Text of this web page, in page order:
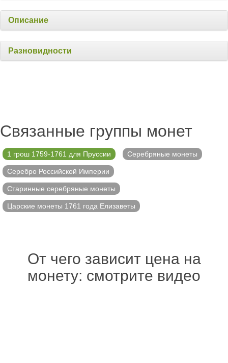
Описание
Разновидности
Связанные группы монет
1 грош 1759-1761 для Пруссии Серебряные монеты
Серебро Российской Империи
Старинные серебряные монеты
Царские монеты 1761 года Елизаветы
От чего зависит цена на
монету: смотрите видео